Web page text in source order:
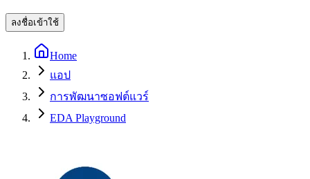
ลงชื่อเข้าใช้
Home
แอป
การพัฒนาซอฟต์แวร์
EDA Playground